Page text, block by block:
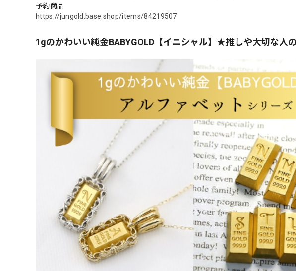
予約商品
https://jungold.base.shop/items/84219507
1gのかわいい純金BABYGOLD【イニシャル】★推しや大切な人